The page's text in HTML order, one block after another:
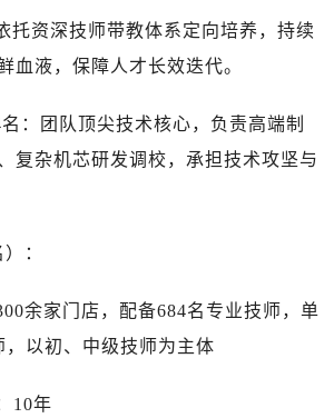
托资深技师带教体系定向培养，持续
血液，保障人才长效迭代。
：团队顶尖技术核心，负责高端制
复杂机芯研发调校，承担技术攻坚与
：
余家门店，配备684名专业技师，单
，以初、中级技师为主体
10年